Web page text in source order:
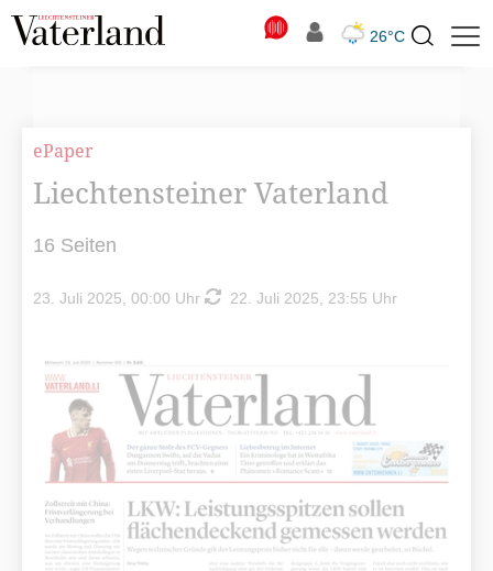
26°CSuchbegriff
ePaper
Liechtensteiner Vaterland
16 Seiten
23. Juli 2025, 00:00 Uhr 22. Juli 2025, 23:55 Uhr